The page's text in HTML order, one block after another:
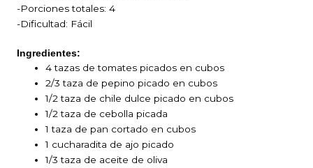
-Porciones totales: 4
-Dificultad: Fácil
Ingredientes:
4 tazas de tomates picados en cubos
2/3 taza de pepino picado en cubos
1/2 taza de chile dulce picado en cubos
1/2 taza de cebolla picada
1 taza de pan cortado en cubos
1 cucharadita de ajo picado
1/3 taza de aceite de oliva